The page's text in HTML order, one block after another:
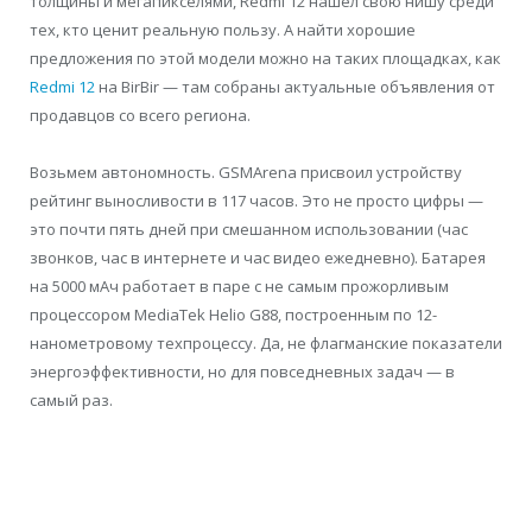
тех, кто ценит реальную пользу. А найти хорошие
предложения по этой модели можно на таких площадках, как
Redmi 12 на BirBir — там собраны актуальные объявления от
продавцов со всего региона.
Возьмем автономность. GSMArena присвоил устройству
рейтинг выносливости в 117 часов. Это не просто цифры —
это почти пять дней при смешанном использовании (час
звонков, час в интернете и час видео ежедневно). Батарея
на 5000 мАч работает в паре с не самым прожорливым
процессором MediaTek Helio G88, построенным по 12-
нанометровому техпроцессу. Да, не флагманские показатели
энергоэффективности, но для повседневных задач — в
самый раз.